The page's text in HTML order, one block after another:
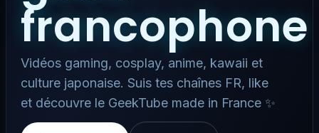
francophone
Vidéos gaming, cosplay, anime, kawaii et
culture japonaise. Suis tes chaînes FR, like
et découvre le GeekTube made in France ✨